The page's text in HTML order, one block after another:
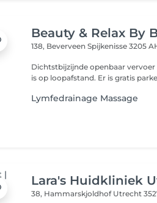
Beauty & Relax By
138, BeverveenSpijkenisse 3205
Dichtstbijzijnde openbaar vervoer Spijkenisse, Metro Heemraadlaan
is op loopafstand. Er
Lymfedrainage Massage
Lara's Huidkliniek
38, Hammarskjoldhof Utrecht